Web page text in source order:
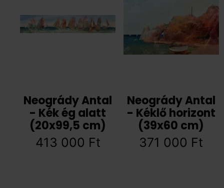
Neogrády Antal
- Kék ég alatt
(20x99,5 cm)
413 000 Ft
Neogrády Antal
- Kéklő horizont
(39x60 cm)
371 000 Ft